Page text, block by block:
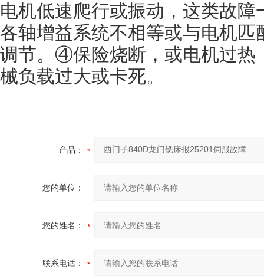
电机低速爬行或振动，这类故
各轴增益系统不相等或与电机
调节。④保险烧断，或电机过热
械负载过大或卡死。
产品：
您的单位：
您的姓名：
联系电话：